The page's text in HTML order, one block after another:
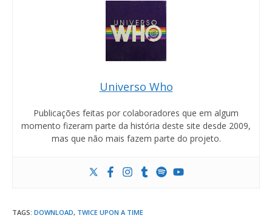
Universo Who
Publicações feitas por colaboradores que em algum
momento fizeram parte da história deste site desde 2009,
mas que não mais fazem parte do projeto.
TAGS: DOWNLOAD, TWICE UPON A TIME